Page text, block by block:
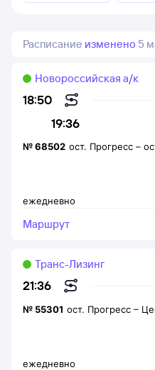
Расписание изменено 5
18:50
19:36
Новороссийская а/к
ежедневно
№68502 ост. Прогресс –
Маршрут
21:36
Транс-Лизинг
ежедневно
№ 55301 ост. Прогресс –